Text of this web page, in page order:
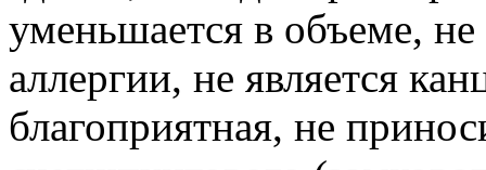
уменьшается в объеме,
аллергии, не является
благоприятная, не